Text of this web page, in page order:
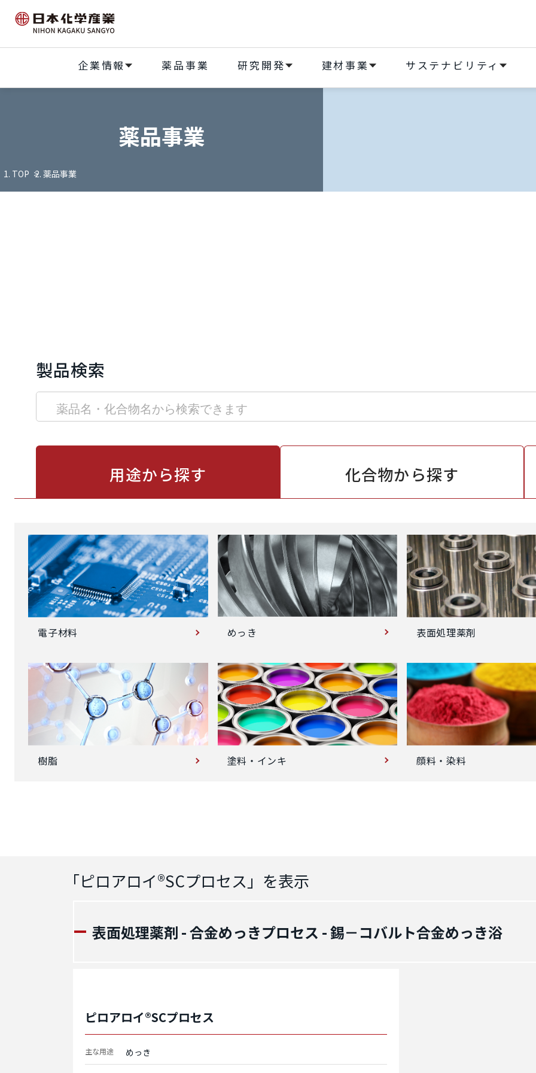
企業情報 薬品事業 研究開発 建材事業 サステナビリティ
薬品事業
TOP 薬品事業
製品検索
用途から探す 化合物から探す
電子材料 めっき 表面処理薬剤
樹脂 塗料・インキ 顔料・染料
「ピロアロイ®SCプロセス 」を表示
表面処理薬剤 - 合金めっきプロセス - 錫－コバルト合金めっき浴
ピロアロイ®SCプロセス
主な用途 めっき